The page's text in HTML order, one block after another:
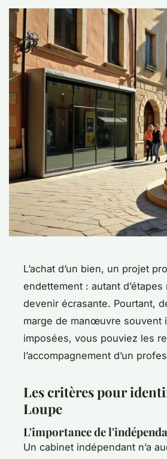
L’achat d’un bien, un projet
endettement : autant
devenir écrasante. Pourtant,
marge de manœuvre souvent
imposées, vous pouviez les
l’accompagnement d’un
Les critères pour
Loupe
L'importance de
Un cabinet indépendant n’a